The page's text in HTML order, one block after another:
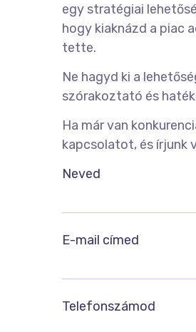
egy stratégiai
hogy kiaknázd a piac
tette.
Ne hagyd ki a
szórakoztató és
Ha már van
kapcsolatot, és írjunk
Neved
E-mail címed
Telefonszámod